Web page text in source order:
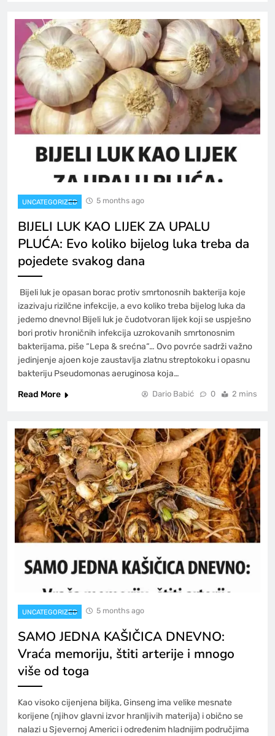
UNCATEGORIZED 5 months ago
BIJELI LUK KAO LIJEK ZA UPALU
PLUĆA: Evo koliko bijelog luka treba da
pojedete svakog dana
Bijeli luk je opasan borac protiv smrtonosnih bakterija koje
izazivaju rizilčne infekcije, a evo koliko treba bijelog luka da
jedemo dnevno! Bijeli luk je čudotvoran lijek koji se uspješno
bori protiv hroničnih infekcija uzrokovanih smrtonosnim
bakterijama, piše “Lepa & srećna“… Ovo povrće sadrži važno
jedinjenje ajoen koje zaustavlja zlatnu streptokoku i opasnu
bakteriju Pseudomonas aeruginosa koja…
Read More
Dario Babić 0 2 mins
UNCATEGORIZED 5 months ago
SAMO JEDNA KAŠIČICA DNEVNO:
Vraća memoriju, štiti arterije i mnogo
više od toga
Kao visoko cijenjena biljka, Ginseng ima velike mesnate
korijene (njihov glavni izvor hranljivih materija) i obično se
nalazi u Sjevernoj Americi i određenim hladnijim područjima